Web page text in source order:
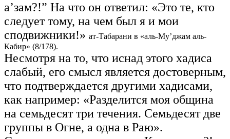
а’зам?!” На что он ответил: «Это те, кто
следует тому, на чем был я и мои
сподвижники!» ат-Табарани в «аль-Му’джам аль-
Кабир» (8/178).
Несмотря на то, что иснад этого хадиса
слабый, его смысл является достоверным,
что подтверждается другими хадисами,
как например: «Разделится моя община
на семьдесят три течения. Семьдесят две
группы в Огне, а одна в Раю».